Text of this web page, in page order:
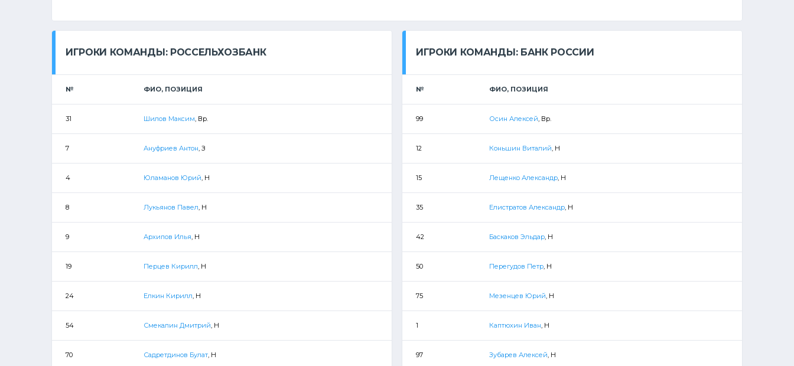
ИГРОКИ КОМАНДЫ: РОССЕЛЬХОЗБАНК
№ ФИО, ПОЗИЦИЯ
31 Шилов Максим , Вр.
7 Ануфриев Антон , З
4 Юламанов Юрий , Н
8 Лукьянов Павел , Н
9 Архипов Илья , Н
19 Перцев Кирилл , Н
24 Елкин Кирилл , Н
54 Смекалин Дмитрий , Н
70 Садретдинов Булат , Н
ИГРОКИ КОМАНДЫ: БАНК РОССИИ
№ ФИО, ПОЗИЦИЯ
99 Осин Алексей , Вр.
12 Коньшин Виталий , Н
15 Лещенко Александр , Н
35 Елистратов Александр , Н
42 Баскаков Эльдар , Н
50 Перегудов Петр , Н
75 Мезенцев Юрий , Н
1 Каптюхин Иван , Н
97 Зубарев Алексей , Н